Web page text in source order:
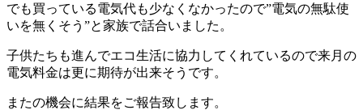
でも買っている電気代も少なくなかったので”電気の無駄使
いを無くそう”と家族で話合いました。
子供たちも進んでエコ生活に協力してくれているので来月の
電気料金は更に期待が出来そうです。
またの機会に結果をご報告致します。